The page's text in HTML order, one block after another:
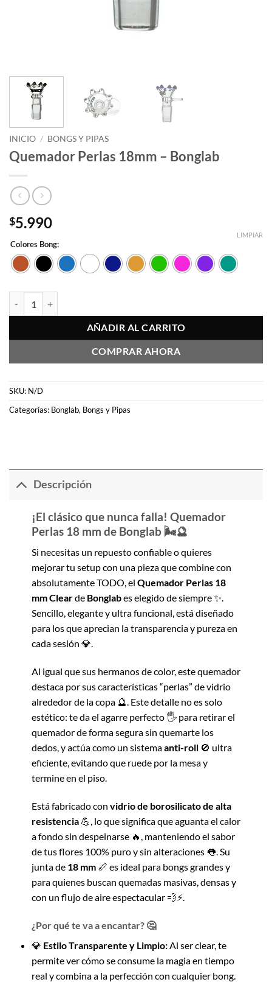
INICIO / BONGS Y PIPAS
Quemador Perlas 18mm – Bonglab
$5.990
Colores Bong:
LIMPIAR
AÑADIR AL CARRITO
COMPRAR AHORA
SKU: N/D
Categorías: Bonglab, Bongs y Pipas
Descripción
¡El clásico que nunca falla! Quemador
Perlas 18 mm de Bonglab 🌬️🔮
Si necesitas un repuesto confiable o quieres
mejorar tu setup con una pieza que combine con
absolutamente TODO, el Quemador Perlas 18
mm Clearde Bonglabes elegido de siempre ✨.
Sencillo, elegante y ultra funcional, está diseñado
para los que aprecian la transparencia y pureza en
cada sesión 💎.
Al igual que sus hermanos de color, este quemador
destaca por sus características “perlas” de vidrio
alrededor de la copa 🔮. Este detalle no es solo
estético: te da el agarre perfecto 🖐️ para retirar el
quemador de forma segura sin quemarte los
dedos, y actúa como un sistemaanti-roll🚫 ultra
eficiente, evitando que ruede por la mesa y
termine en el piso.
Está fabricado con vidrio de borosilicato de alta
resistencia💪, lo que significa que aguanta el calor
a fondo sin despeinarse 🔥, manteniendo el sabor
de tus flores 100% puro y sin alteraciones 👅. Su
junta de 18 mm📏 es ideal para bongs grandes y
para quienes buscan quemadas masivas, densas y
con un flujo de aire espectacular 💨⚡.
¿Por qué te va a encantar? 🤔
💎 Estilo Transparente y Limpio:Al ser clear, te
permite ver cómo se consume la magia en tiempo
real y combina a la perfección con cualquier bong.